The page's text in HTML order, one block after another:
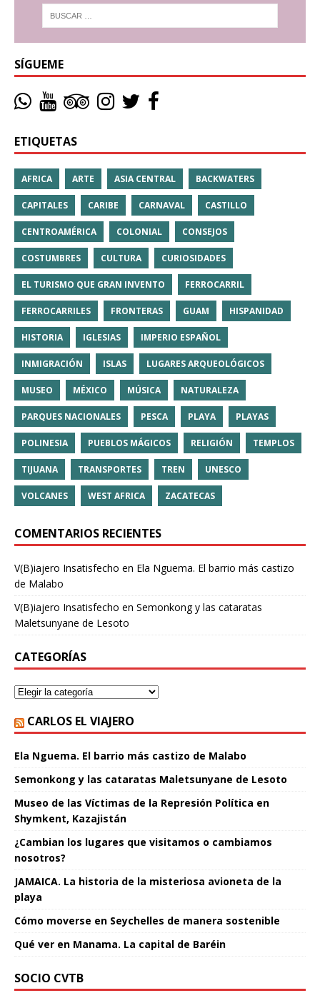
SÍGUEME
ETIQUETAS
AFRICA ARTE ASIA CENTRAL BACKWATERS
CAPITALES CARIBE CARNAVAL CASTILLO
CENTROAMÉRICA COLONIAL CONSEJOS
COSTUMBRES CULTURA CURIOSIDADES
EL TURISMO QUE GRAN INVENTO FERROCARRIL
FERROCARRILES FRONTERAS GUAM HISPANIDAD
HISTORIA IGLESIAS IMPERIO ESPAÑOL
INMIGRACIÓN ISLAS LUGARES ARQUEOLÓGICOS
MUSEO MÉXICO MÚSICA NATURALEZA
PARQUES NACIONALES PESCA PLAYA PLAYAS
POLINESIA PUEBLOS MÁGICOS RELIGIÓN TEMPLOS
TIJUANA TRANSPORTES TREN UNESCO
VOLCANES WEST AFRICA ZACATECAS
COMENTARIOS RECIENTES
V(B)iajero Insatisfecho en Ela Nguema. El barrio más castizo
de Malabo
V(B)iajero Insatisfecho en Semonkong y las cataratas
Maletsunyane de Lesoto
CATEGORÍAS
CARLOS EL VIAJERO
Ela Nguema. El barrio más castizo de Malabo
Semonkong y las cataratas Maletsunyane de Lesoto
Museo de las Víctimas de la Represión Política en
Shymkent, Kazajistán
¿Cambian los lugares que visitamos o cambiamos
nosotros?
JAMAICA. La historia de la misteriosa avioneta de la
playa
Cómo moverse en Seychelles de manera sostenible
Qué ver en Manama. La capital de Baréin
SOCIO CVTB